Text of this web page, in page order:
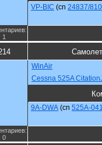
VP-BIC (cn 24837/810
1
WinAir
Cessna 525A
9A-DWA (cn 525A-
0